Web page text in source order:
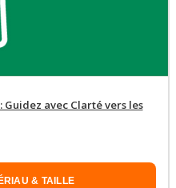
avec Clarté vers les
& TAILLE